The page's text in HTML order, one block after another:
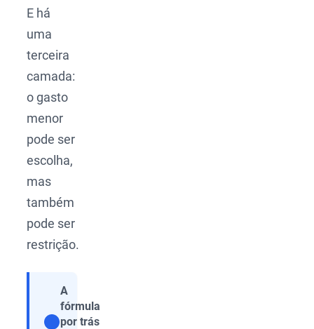
E há
uma
terceira
camada:
o gasto
menor
pode ser
escolha,
mas
também
pode ser
restrição.
A
fórmula
por trás